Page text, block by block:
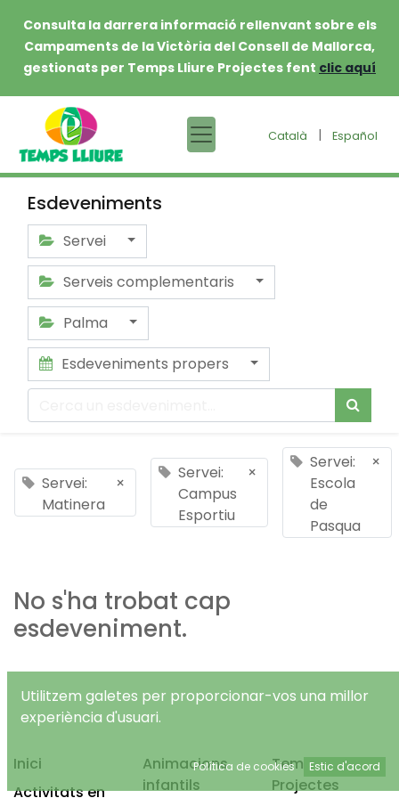
Consulta la darrera informació rellenvant sobre els
Campaments de la Victòria del Consell de Mallorca,
gestionats per Temps Lliure Projectes fent clic aquí
Català | Español
Esdeveniments
Servei
Serveis complementaris
Palma
Esdeveniments propers
Servei:
Matinera
×
Servei:
Campus
Esportiu
×
Servei:
Escola
de
Pasqua
×
No s'ha trobat cap
esdeveniment.
Inici
Activitats en
Animacions
infantils
Temps Lliure
Projectes
Utilitzem galetes per proporcionar-vos una millor
experiència d'usuari.
Política de cookies Estic d'acord